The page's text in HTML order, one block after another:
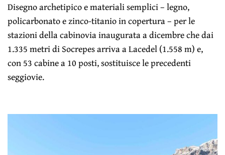
Disegno archetipico e materiali semplici – legno,
policarbonato e zinco-titanio in copertura – per le
stazioni della cabinovia inaugurata a dicembre che dai
1.335 metri di Socrepes arriva a Lacedel (1.558 m) e,
con 53 cabine a 10 posti, sostituisce le precedenti
seggiovie.